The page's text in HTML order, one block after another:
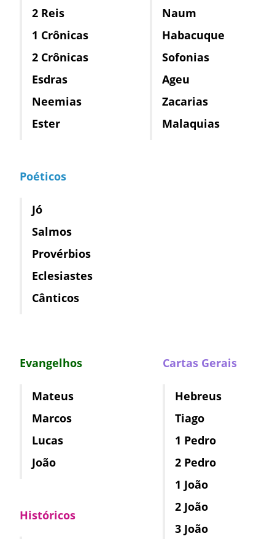
2 Reis
1 Crônicas
2 Crônicas
Esdras
Neemias
Ester
Poéticos
Jó
Salmos
Provérbios
Eclesiastes
Cânticos
Naum
Habacuque
Sofonias
Ageu
Zacarias
Malaquias
Evangelhos
Mateus
Marcos
Lucas
João
Históricos
Cartas Gerais
Hebreus
Tiago
1 Pedro
2 Pedro
1 João
2 João
3 João